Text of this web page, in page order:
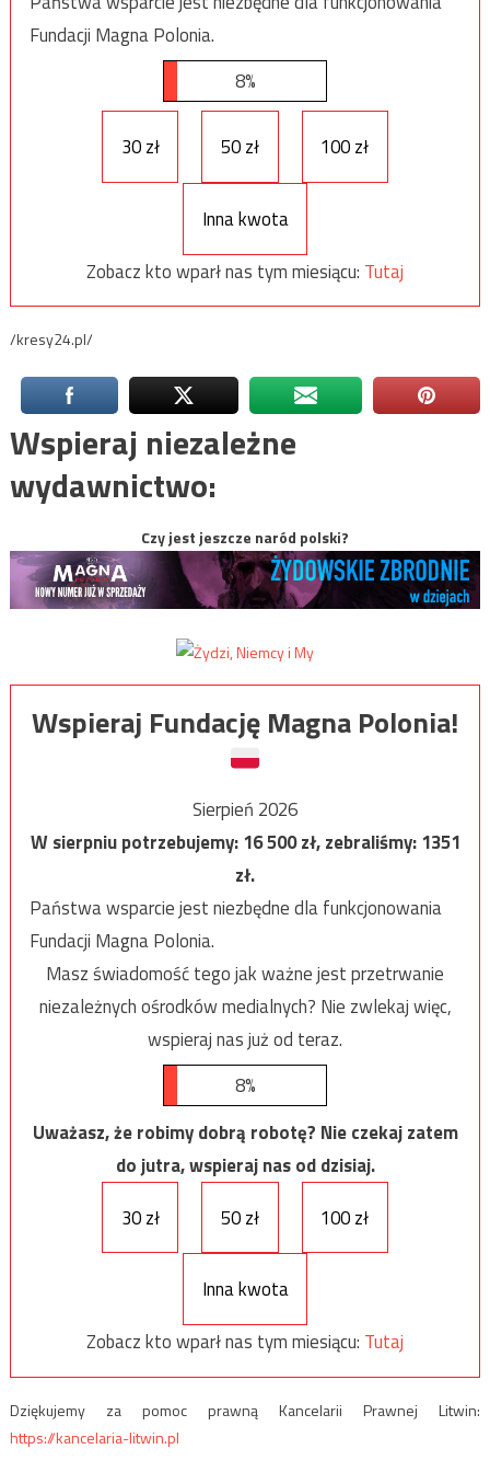
Fundacji Magna Polonia.
8%
30 zł 50 zł 100 zł
Inna kwota
Zobacz kto wparł nas tym miesiącu: Tutaj
/kresy24.pl/
Wspieraj niezależne
wydawnictwo:
Czy jest jeszcze naród polski?
Wspieraj Fundację Magna Polonia!
Sierpień 2026
W sierpniu potrzebujemy:16 500zł, zebraliśmy:1351
zł.
Państwa wsparcie jest niezbędne dla funkcjonowania
Fundacji Magna Polonia.
Masz świadomość tego jak ważne jest przetrwanie
niezależnych ośrodków medialnych? Nie zwlekaj więc,
wspieraj nas już od teraz.
8%
Uważasz, że robimy dobrą robotę? Nie czekaj zatem
do jutra, wspieraj nas od dzisiaj.
30 zł
50 zł 100 zł
Inna kwota
Zobacz kto wparł nas tym miesiącu: Tutaj
Dziękujemy za pomoc prawną Kancelarii Prawnej Litwin:
https://kancelaria-litwin.pl